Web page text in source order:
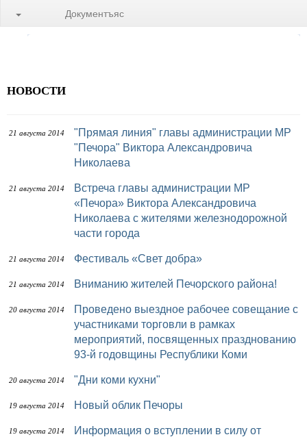
Документъяс
НОВОСТИ
21 августа 2014
"Прямая линия" главы администрации МР
"Печора" Виктора Александровича
Николаева
21 августа 2014
Встреча главы администрации МР
«Печора» Виктора Александровича
Николаева с жителями железнодорожной
части города
21 августа 2014 Фестиваль «Свет добра»
21 августа 2014 Вниманию жителей Печорского района!
20 августа 2014
Проведено выездное рабочее совещание с
участниками торговли в рамках
мероприятий, посвященных празднованию
93-й годовщины Республики Коми
20 августа 2014 "Дни коми кухни"
19 августа 2014 Новый облик Печоры
19 августа 2014
Информация о вступлении в силу от